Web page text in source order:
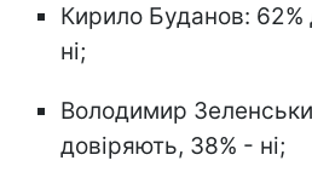
Кирило Буданов: 62%
ні;
Володимир
довіряють, 38% - ні;